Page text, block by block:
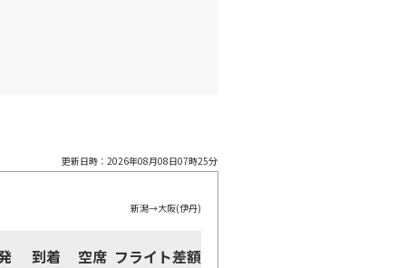
更新日時： 2026年08月08日07時25分
新潟→大阪(伊丹)
到着 空席 フライト差額